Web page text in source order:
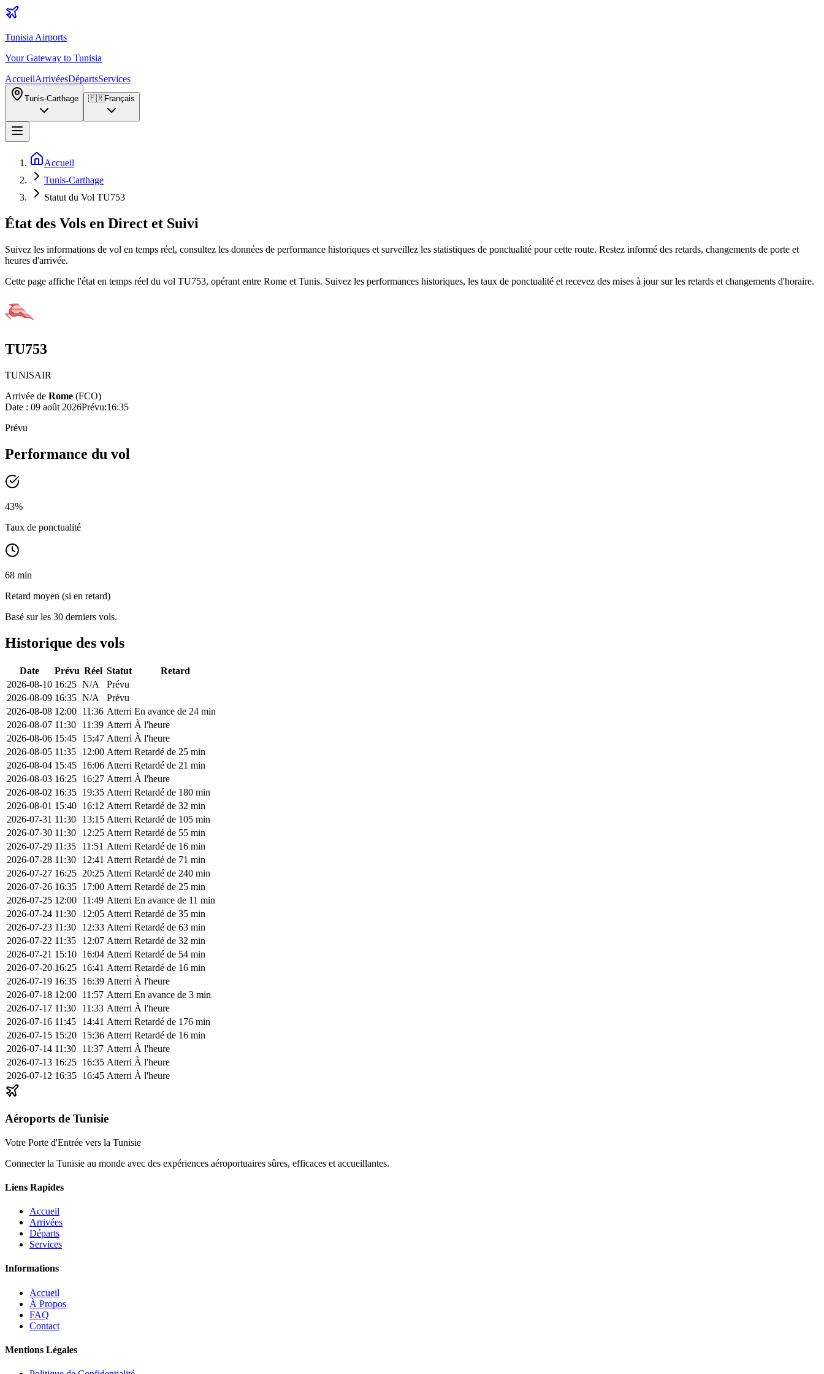
Tunisia Airports
Your Gateway to Tunisia
AccueilArrivéesDépartsServices
Tunis-Carthage 🇫🇷Français
Accueil
Tunis-Carthage
Statut du Vol TU753
État des Vols en Direct et Suivi
Suivez les informations de vol en temps réel, consultez les données de performance historiques et surveillez les statistiques de ponctualité pour cette route. Restez informé des retards, changements de porte et
heures d'arrivée.
Cette page affiche l'état en temps réel du vol TU753, opérant entre Rome et Tunis. Suivez les performances historiques, les taux de ponctualité et recevez des mises à jour sur les retards et changements d'horaire.
TU753
TUNISAIR
Arrivée de Rome (FCO)
Date : 09 août 2026Prévu:16:35
Prévu
Performance du vol
43%
Taux de ponctualité
68 min
Retard moyen (si en retard)
Basé sur les 30 derniers vols.
Historique des vols
Date Prévu Réel Statut
Retard
2026-08-10 16:25 N/A
Prévu
2026-08-09 16:35 N/A
Prévu
2026-08-08 12:00 11:36 Atterri En avance de 24 min
2026-08-07 11:30 11:39 Atterri À l'heure
2026-08-06 15:45 15:47 Atterri À l'heure
2026-08-05 11:35 12:00 Atterri Retardé de 25 min
2026-08-04 15:45 16:06 Atterri Retardé de 21 min
2026-08-03 16:25 16:27 Atterri À l'heure
2026-08-02 16:35 19:35 Atterri Retardé de 180 min
2026-08-01 15:40 16:12 Atterri Retardé de 32 min
2026-07-31 11:30 13:15 Atterri Retardé de 105 min
2026-07-30 11:30 12:25 Atterri Retardé de 55 min
2026-07-29 11:35 11:51 Atterri Retardé de 16 min
2026-07-28 11:30 12:41 Atterri Retardé de 71 min
2026-07-27 16:25 20:25 Atterri Retardé de 240 min
2026-07-26 16:35 17:00 Atterri Retardé de 25 min
2026-07-25 12:00 11:49 Atterri En avance de 11 min
2026-07-24 11:30 12:05 Atterri Retardé de 35 min
2026-07-23 11:30 12:33 Atterri Retardé de 63 min
2026-07-22 11:35 12:07 Atterri Retardé de 32 min
2026-07-21 15:10 16:04 Atterri Retardé de 54 min
2026-07-20 16:25 16:41 Atterri Retardé de 16 min
2026-07-19 16:35 16:39 Atterri À l'heure
2026-07-18 12:00 11:57 Atterri En avance de 3 min
2026-07-17 11:30 11:33 Atterri À l'heure
2026-07-16 11:45 14:41 Atterri Retardé de 176 min
2026-07-15 15:20 15:36 Atterri Retardé de 16 min
2026-07-14 11:30 11:37 Atterri À l'heure
2026-07-13 16:25 16:35 Atterri À l'heure
2026-07-12 16:35 16:45 Atterri À l'heure
Aéroports de Tunisie
Votre Porte d'Entrée vers la Tunisie
Connecter la Tunisie au monde avec des expériences aéroportuaires sûres, efficaces et accueillantes.
Liens Rapides
Accueil
Arrivées
Départs
Services
Informations
Accueil
À Propos
FAQ
Contact
Mentions Légales